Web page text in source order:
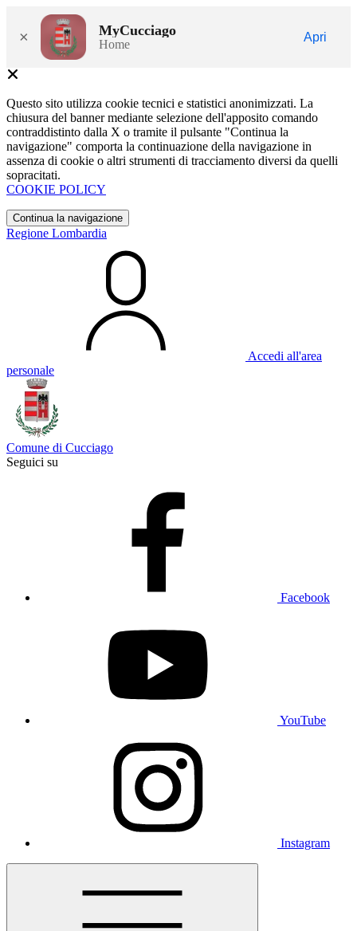
× MyCucciago
Home
Apri
Questo sito utilizza cookie tecnici e statistici anonimizzati. La
chiusura del banner mediante selezione dell'apposito comando
contraddistinto dalla X o tramite il pulsante "Continua la
navigazione" comporta la continuazione della navigazione in
assenza di cookie o altri strumenti di tracciamento diversi da quelli
sopracitati.
COOKIE POLICY
Continua la navigazione
Regione Lombardia
Accedi all'area
personale
Comune di Cucciago
Seguici su
Facebook
YouTube
Instagram